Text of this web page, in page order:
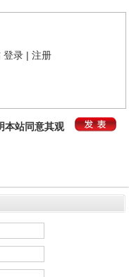
登录 | 注册
本站同意其观